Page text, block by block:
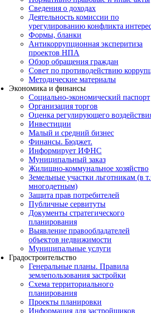
Сведения о доходах
Деятельность комиссии по
урегулированию конфликта
Формы, бланки
Антикоррупционная эксперитиза
проектов НПА
Обзор обращения граждан
Совет по противодействию
Методические материалы
Экономика и финансы
Социально-экономический паспорт
Организация торгов
Оценка регулирующего
Инвестиции
Малый и средний бизнес
Финансы. Бюджет.
Информирует ИФНС
Муниципальный заказ
Жилищно-коммунальное хозяйство
Земельные участки льготникам (в
многодетным)
Защита прав потребителей
Публичные сервитуты
Документы стратегического
планирования
Выявление правообладателей
объектов недвижимости
Муниципальные услуги
Градостроительство
Генеральные планы. Правила
землепользования застройки
Схема территориального
планирования
Проекты планировки
Информация для застройщиков